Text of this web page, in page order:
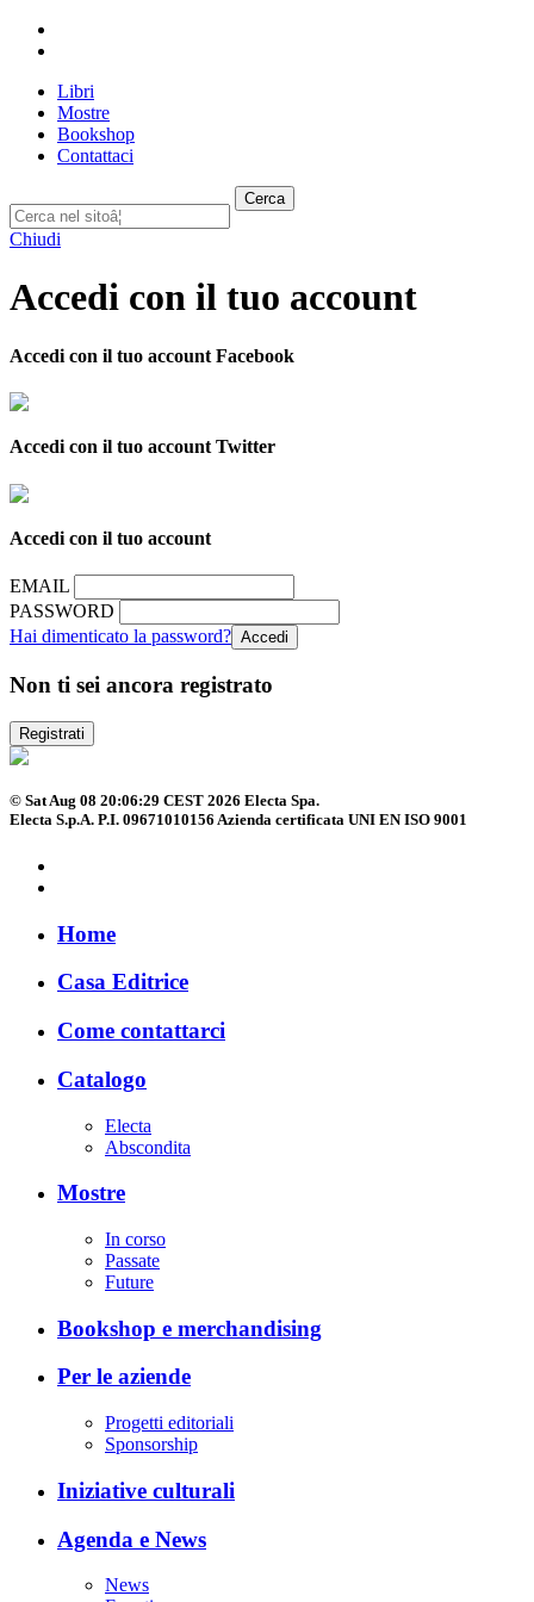
Libri
Mostre
Bookshop
Contattaci
Cerca
Chiudi
Accedi con il tuo account
Accedi con il tuo account Facebook
Accedi con il tuo account Twitter
Accedi con il tuo account
EMAIL
PASSWORD
Hai dimenticato la password?
Non ti sei ancora registrato
Registrati
© Sat Aug 08 20:06:29 CEST 2026 Electa Spa.
Electa S.p.A. P.I. 09671010156 Azienda certificata UNI EN ISO 9001
Home
Casa Editrice
Come contattarci
Catalogo
Electa
Abscondita
Mostre
In corso
Passate
Future
Bookshop e merchandising
Per le aziende
Progetti editoriali
Sponsorship
Iniziative culturali
Agenda e News
News